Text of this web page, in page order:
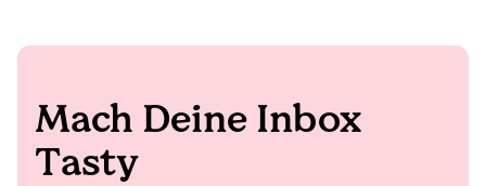
Mach Deine Inbox
Tasty